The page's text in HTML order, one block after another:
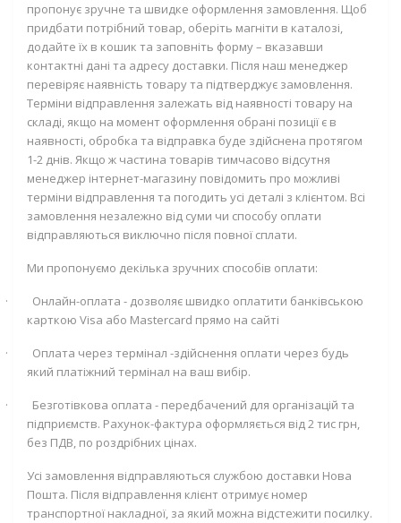
пропонує зручне та швидке оформлення замовлення. Щоб
придбати потрібний товар, оберіть магніти в каталозі,
додайте їх в кошик та заповніть форму – вказавши
контактні дані та адресу доставки. Після наш менеджер
перевіряє наявність товару та підтверджує замовлення.
Терміни відправлення залежать від наявності товару на
складі, якщо на момент оформлення обрані позиції є в
наявності, обробка та відправка буде здійснена протягом
1-2 днів. Якщо ж частина товарів тимчасово відсутня
менеджер інтернет-магазину повідомить про можливі
терміни відправлення та погодить усі деталі з клієнтом. Всі
замовлення незалежно від суми чи способу оплати
відправляються виключно після повної сплати.
Ми пропонуємо декілька зручних способів оплати:
·
Онлайн-оплата - дозволяє швидко оплатити банківською
карткою Visa або Mastercard прямо на сайті
·
Оплата через термінал -здійснення оплати через будь
який платіжний термінал на ваш вибір.
·
Безготівкова оплата - передбачений для організацій та
підприємств. Рахунок-фактура оформляється від 2 тис грн,
без ПДВ, по роздрібних цінах.
Усі замовлення відправляються службою доставки Нова
Пошта. Після відправлення клієнт отримує номер
транспортної накладної, за який можна відстежити посилку.